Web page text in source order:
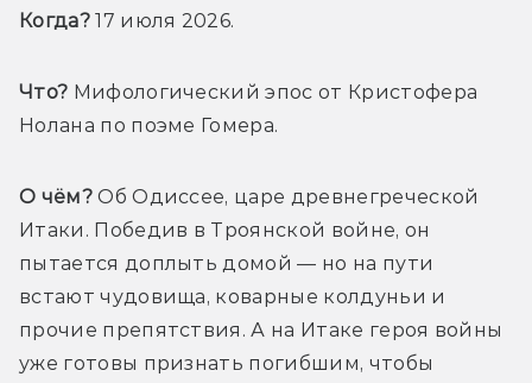
Когда? 17 июля 2026.
Что? Мифологический эпос от Кристофера
Нолана по поэме Гомера.
О чём? Об Одиссее, царе древнегреческой
Итаки. Победив в Троянской войне, он
пытается доплыть домой — но на пути
встают чудовища, коварные колдуньи и
прочие препятствия. А на Итаке героя войны
уже готовы признать погибшим, чтобы